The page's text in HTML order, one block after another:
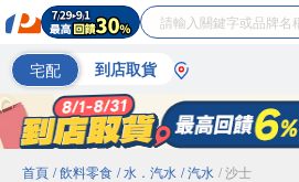
宅配 到店取貨
首頁 / 飲料零食 / 水．汽水 / 汽水 / 沙士